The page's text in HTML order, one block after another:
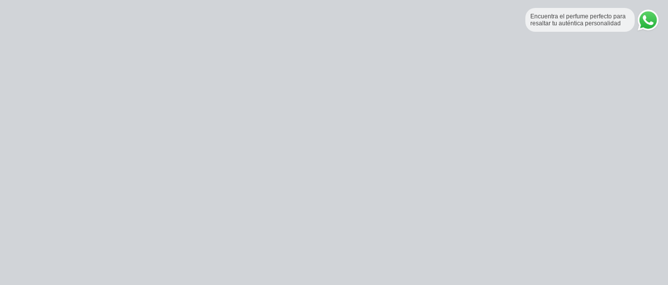
Encuentra el perfume perfecto para
resaltar tu auténtica personalidad